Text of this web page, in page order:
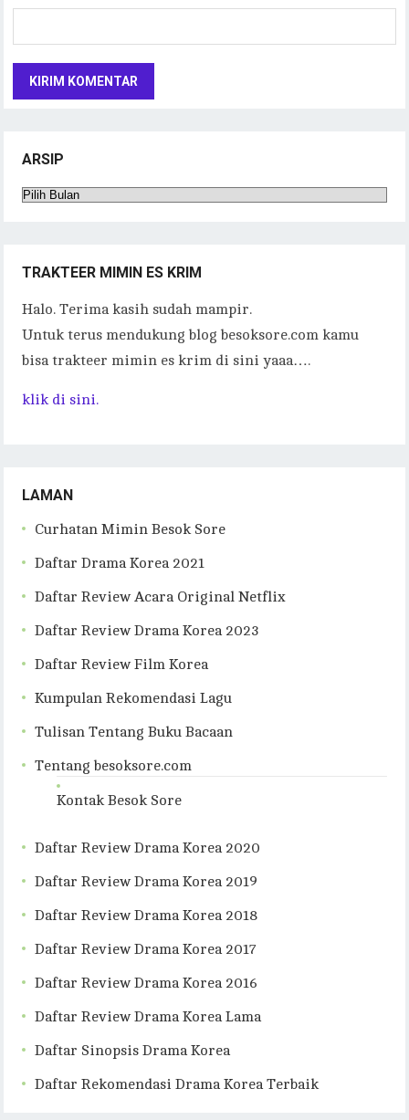
ARSIP
Arsip
TRAKTEER MIMIN ES KRIM
Halo. Terima kasih sudah mampir.
Untuk terus mendukung blog besoksore.com kamu
bisa trakteer mimin es krim di sini yaaa….
klik di sini.
LAMAN
Curhatan Mimin Besok Sore
Daftar Drama Korea 2021
Daftar Review Acara Original Netflix
Daftar Review Drama Korea 2023
Daftar Review Film Korea
Kumpulan Rekomendasi Lagu
Tulisan Tentang Buku Bacaan
Tentang besoksore.com
Kontak Besok Sore
Daftar Review Drama Korea 2020
Daftar Review Drama Korea 2019
Daftar Review Drama Korea 2018
Daftar Review Drama Korea 2017
Daftar Review Drama Korea 2016
Daftar Review Drama Korea Lama
Daftar Sinopsis Drama Korea
Daftar Rekomendasi Drama Korea Terbaik